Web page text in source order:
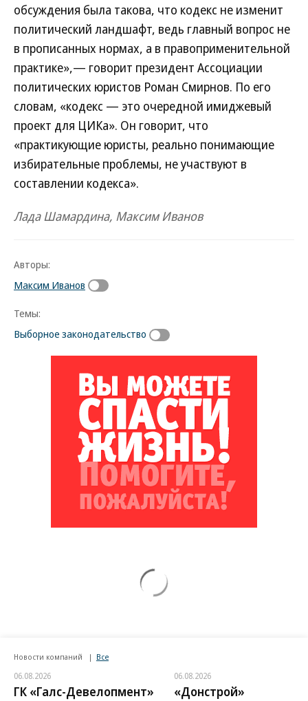
обсуждения была такова, что кодекс не изменит
политический ландшафт, ведь главный вопрос не
в прописанных нормах, а в правоприменительной
практике»,— говорит президент Ассоциации
политических юристов Роман Смирнов. По его
словам, «кодекс — это очередной имиджевый
проект для ЦИКа». Он говорит, что
«практикующие юристы, реально понимающие
избирательные проблемы, не участвуют в
составлении кодекса».
Лада Шамардина, Максим Иванов
Авторы:
Максим Иванов
Темы:
Выборное законодательство
Новости компаний Все
06.08.2026
ГК «Галс-Девелопмент»
06.08.2026
«Донстрой»